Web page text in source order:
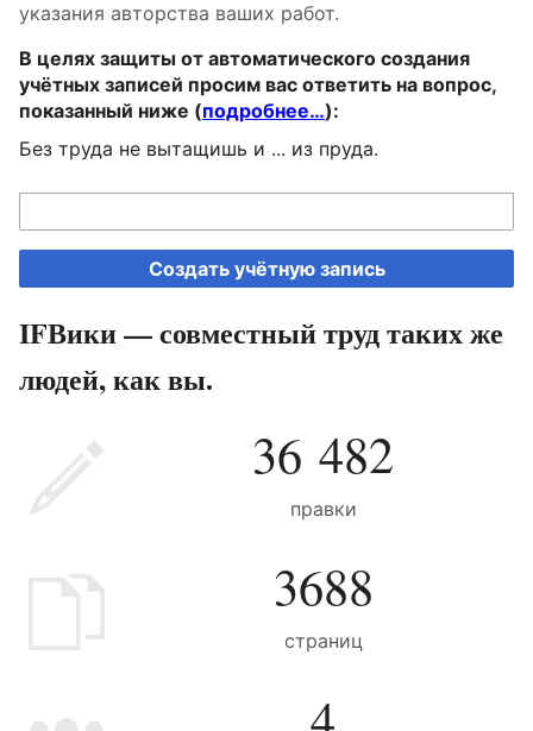
указания авторства ваших работ.
В целях защиты от автоматического создания
учётных записей просим вас ответить на вопрос,
показанный ниже (подробнее…):
Без труда не вытащишь и ... из пруда.
Создать учётную запись
IFВики — совместный труд таких же
людей, как вы.
36 482
правки
3688
страниц